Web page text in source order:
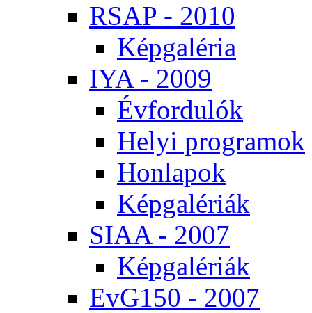
RSAP - 2010
Kép­ga­lé­ria
IYA - 2009
Év­for­du­lók
He­lyi prog­ra­mok
Hon­la­pok
Kép­ga­lé­ri­ák
SI­AA - 2007
Kép­ga­lé­ri­ák
EvG150 - 2007